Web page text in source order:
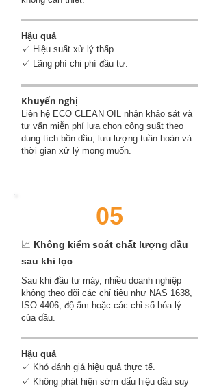
Hậu quả
✓ Hiệu suất xử lý thấp.
✓ Lãng phí chi phí đầu tư.
Khuyến nghị
Liên hệ ECO CLEAN OIL nhận khảo sát và
tư vấn miễn phí lựa chọn công suất theo
dung tích bồn dầu, lưu lượng tuần hoàn và
thời gian xử lý mong muốn.
05
📈 Không kiểm soát chất lượng dầu
sau khi lọc
Sau khi đầu tư máy, nhiều doanh nghiệp
không theo dõi các chỉ tiêu như NAS 1638,
ISO 4406, độ ẩm hoặc các chỉ số hóa lý
của dầu.
Hậu quả
✓ Khó đánh giá hiệu quả thực tế.
✓ Không phát hiện sớm dấu hiệu dầu suy